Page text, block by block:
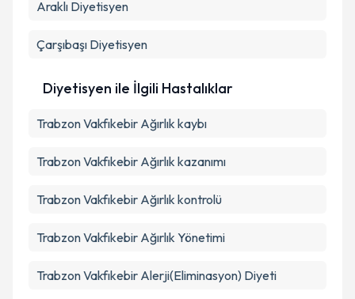
Araklı Diyetisyen
Çarşıbaşı Diyetisyen
Diyetisyen ile İlgili Hastalıklar
Trabzon Vakfıkebir Ağırlık kaybı
Trabzon Vakfıkebir Ağırlık kazanımı
Trabzon Vakfıkebir Ağırlık kontrolü
Trabzon Vakfıkebir Ağırlık Yönetimi
Trabzon Vakfıkebir Alerji(Eliminasyon) Diyeti